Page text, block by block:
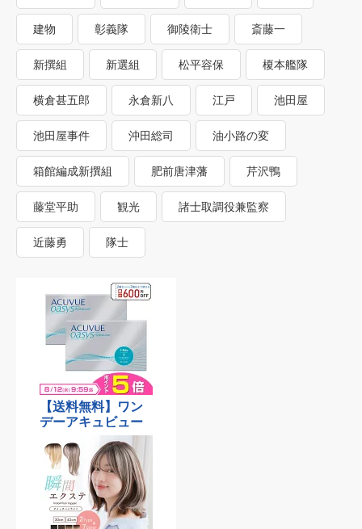
建物 彰義隊 御陵衛士 斎藤一
新撰組 新選組 松平容保 榎本艦隊
横倉甚五郎 永倉新八 江戸 池田屋
池田屋事件 沖田総司 油小路の変
箱館編成新撰組 肥前唐津藩 芹沢鴨
藤堂平助 観光 諸士取調役兼監察
近藤勇 隊士